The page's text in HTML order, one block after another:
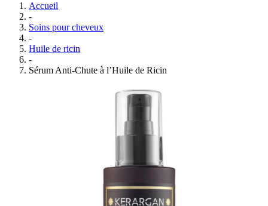
Accueil
-
Soins pour cheveux
-
Huile de ricin
-
Sérum Anti-Chute à l’Huile de Ricin